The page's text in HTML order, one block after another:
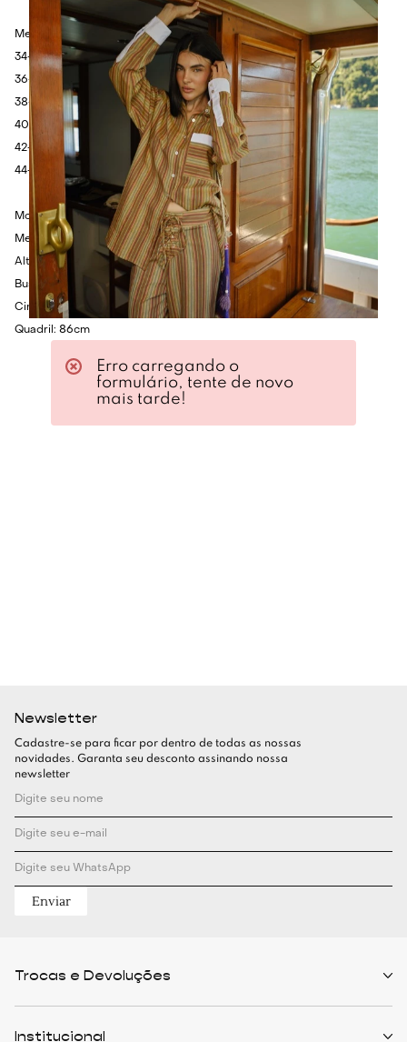
Medidas:
34- Cintura: 72cm - Quadril: 100cm - Comprimento: 96cm.
36- Cintura: 76cm - Quadril: 104cm - Comprimento: 98cm.
38- Cintura: 80cm - Quadril: 108cm - Comprimento: 100cm.
40- Cintura: 84cm - Quadril: 112cm - Comprimento: 102cm.
42- Cintura: 88cm - Quadril: 116cm - Comprimento: 104cm.
44- Cintura: 92cm - Quadril: 120cm - Comprimento: 108cm.
Modelo veste 36.
Medidas da Modelo:
Altura: 1.75cm
Busto: 80cm
Cintura: 60cm
Quadril: 86cm
Newsletter
Cadastre-se para ficar por dentro de todas as nossas
novidades. Garanta seu desconto assinando nossa
newsletter
Enviar
Trocas e Devoluções
Institucional
Erro carregando o
formulário, tente de novo
mais tarde!